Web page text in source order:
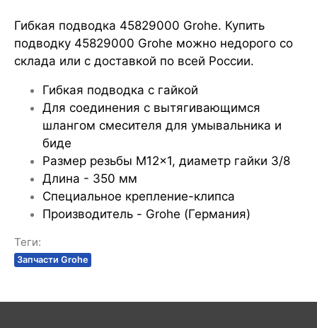
Гибкая подводка 45829000 Grohe. Купить
подводку 45829000 Grohe можно недорого со
склада или с доставкой по всей России.
Гибкая подводка с гайкой
Для соединения с вытягивающимся
шлангом смесителя для умывальника и
биде
Размер резьбы M12x1, диаметр гайки 3/8
Длина - 350 мм
Специальное крепление-клипса
Производитель - Grohe (Германия)
Теги:
Запчасти Grohe